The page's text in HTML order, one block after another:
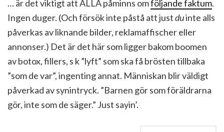
… är det viktigt att ALLA påminns omföljande faktum.
Ingen duger. (Och försök inte påstå att justduinte alls
påverkas av liknande bilder, reklamaffischer eller
annonser.) Det är det här som ligger bakom boomen
av botox, fillers, s k ”lyft” som ska få brösten tillbaka
”som de var”, ingenting annat. Människan blir väldigt
påverkad av synintryck. ”Barnen gör som föräldrarna
gör, inte som de säger.” Just sayin’.